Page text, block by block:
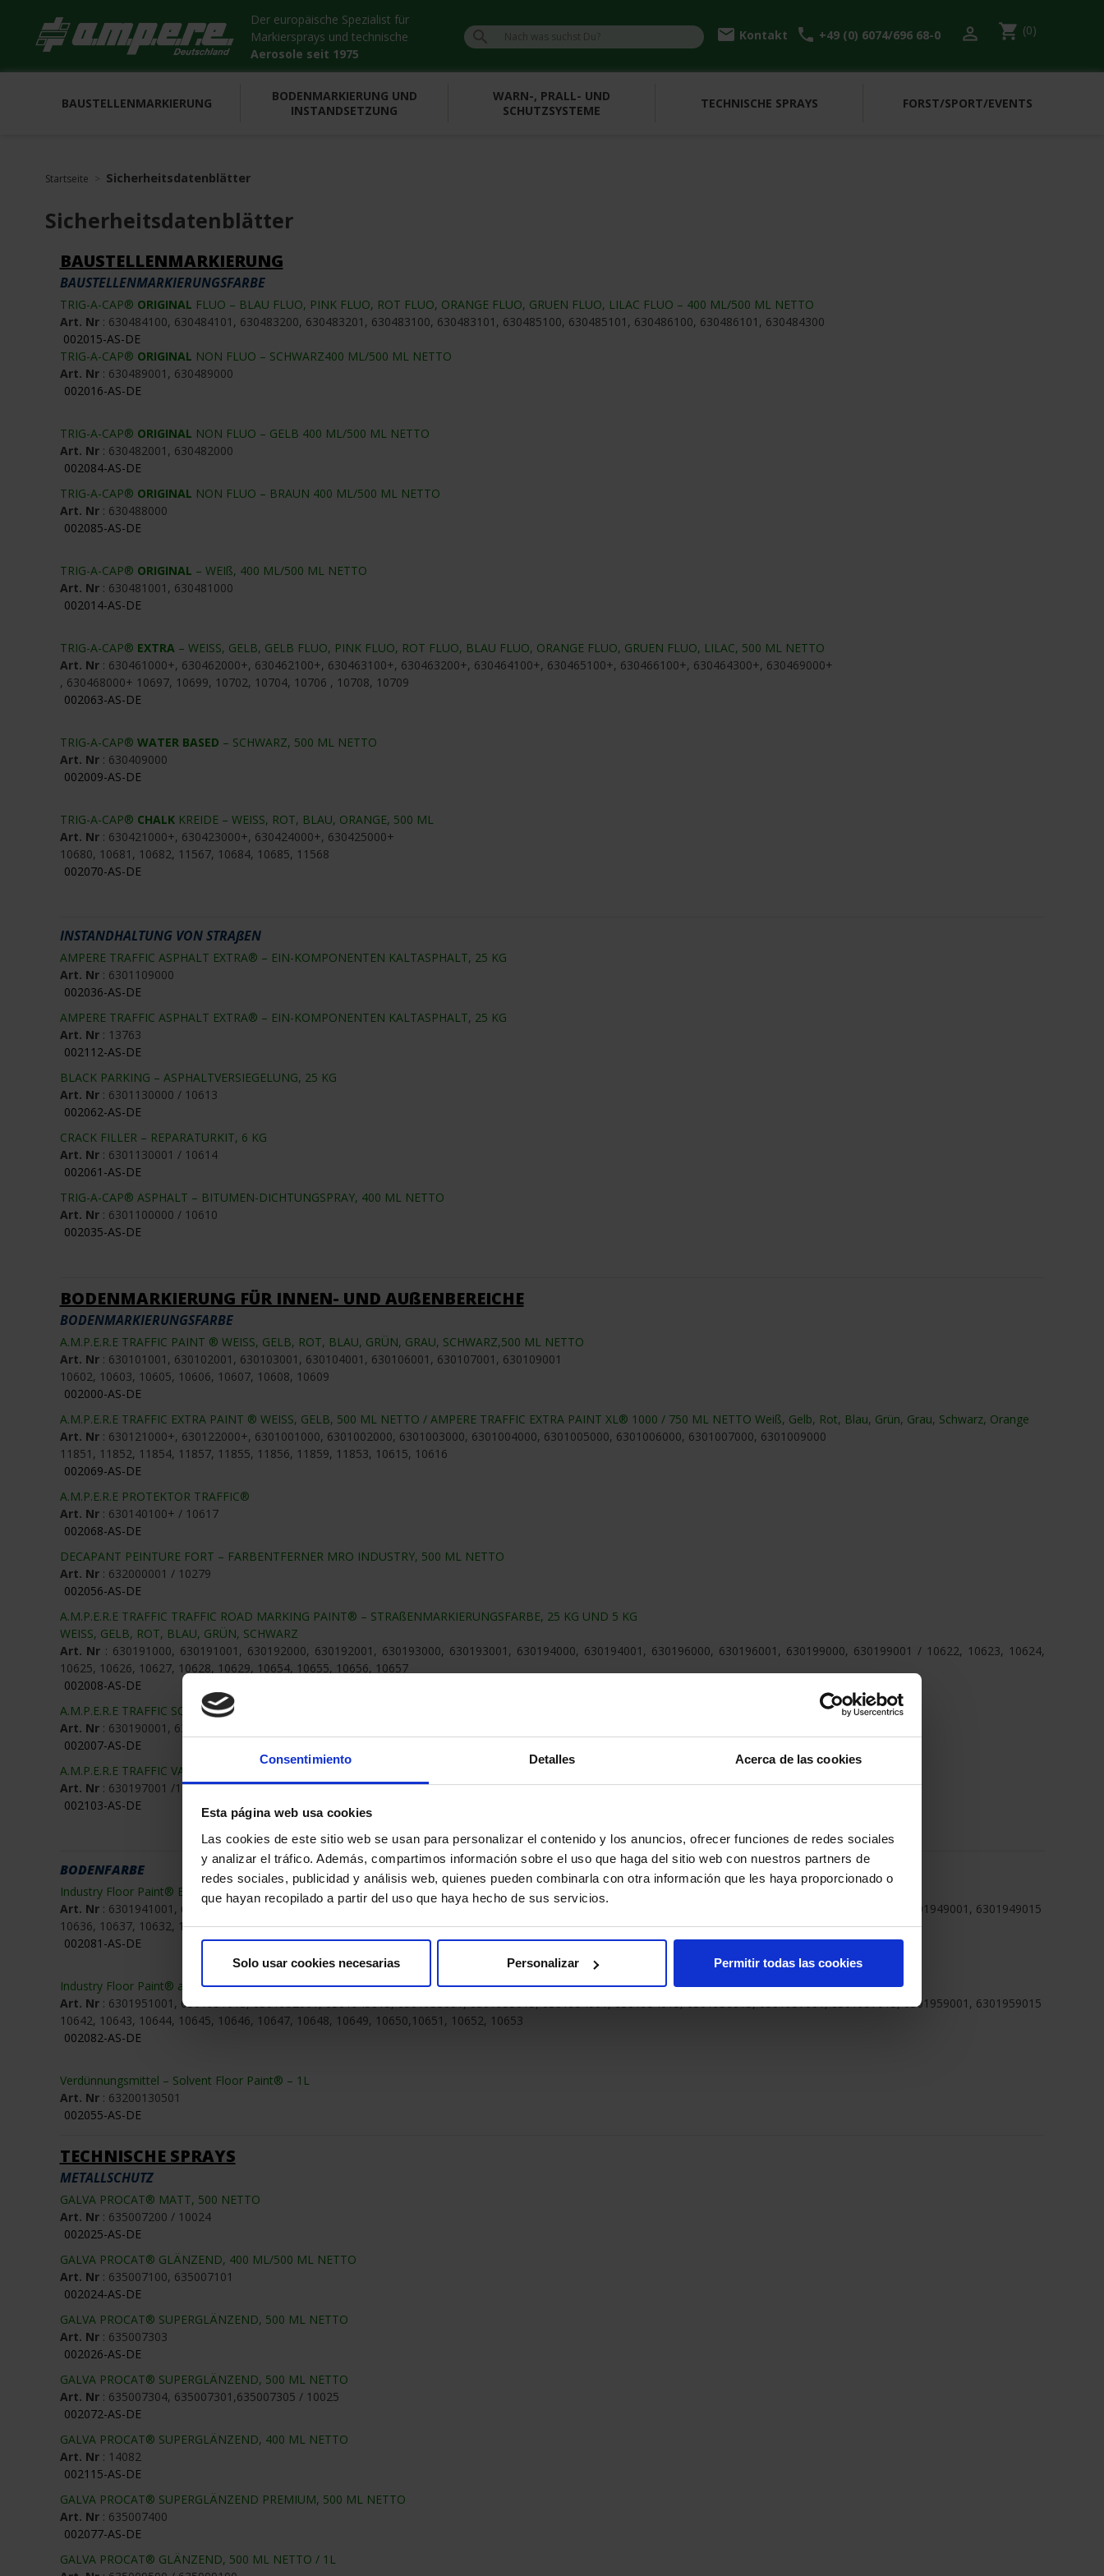
Consentimiento Detalles Acerca de las cookies
Esta página web usa cookies
Las cookies de este sitio web se usan para personalizar el contenido y los anuncios, ofrecer funciones de redes sociales
y analizar el tráfico. Además, compartimos información sobre el uso que haga del sitio web con nuestros partners de
redes sociales, publicidad y análisis web, quienes pueden combinarla con otra información que les haya proporcionado o
que hayan recopilado a partir del uso que haya hecho de sus servicios.
Solo usar cookies necesarias Personalizar Permitir todas las cookies
Der europäische Spezialist für
Markiersprays und technische
Aerosole seit 1975
 email Kontakt call +49 (0) 6074/696 68-0  shopping_cart (0)
BAUSTELLENMARKIERUNG
BODENMARKIERUNG UND
INSTANDSETZUNG
WARN-, PRALL- UND
SCHUTZSYSTEME
TECHNISCHE SPRAYS FORST/SPORT/EVENTS
Startseite Sicherheitsdatenblätter
Sicherheitsdatenblätter
BAUSTELLENMARKIERUNG
BAUSTELLENMARKIERUNGSFARBE
TRIG-A-CAP® ORIGINAL FLUO – BLAU FLUO, PINK FLUO, ROT FLUO, ORANGE FLUO, GRUEN FLUO, LILAC FLUO – 400 ML/500 ML NETTO
Art. Nr: 630484100, 630484101, 630483200, 630483201, 630483100, 630483101, 630485100, 630485101, 630486100, 630486101, 630484300
002015-AS-DE
TRIG-A-CAP® ORIGINAL NON FLUO – SCHWARZ400 ML/500 ML NETTO
Art. Nr: 630489001, 630489000
002016-AS-DE
TRIG-A-CAP® ORIGINAL NON FLUO – GELB 400 ML/500 ML NETTO
Art. Nr: 630482001, 630482000
002084-AS-DE
TRIG-A-CAP® ORIGINAL NON FLUO – BRAUN 400 ML/500 ML NETTO
Art. Nr: 630488000
002085-AS-DE
TRIG-A-CAP® ORIGINAL – WEIß, 400 ML/500 ML NETTO
Art. Nr: 630481001, 630481000
002014-AS-DE
TRIG-A-CAP® EXTRA – WEISS, GELB, GELB FLUO, PINK FLUO, ROT FLUO, BLAU FLUO, ORANGE FLUO, GRUEN FLUO, LILAC, 500 ML NETTO
Art. Nr: 630461000+, 630462000+, 630462100+, 630463100+, 630463200+, 630464100+, 630465100+, 630466100+, 630464300+, 630469000+
, 630468000+ 10697, 10699, 10702, 10704, 10706 , 10708, 10709
002063-AS-DE
TRIG-A-CAP® WATER BASED – SCHWARZ, 500 ML NETTO
Art. Nr: 630409000
002009-AS-DE
TRIG-A-CAP® CHALKKREIDE – WEISS, ROT, BLAU, ORANGE, 500 ML
Art. Nr: 630421000+, 630423000+, 630424000+, 630425000+
10680, 10681, 10682, 11567, 10684, 10685, 11568
002070-AS-DE
INSTANDHALTUNG VON STRAßEN
AMPERE TRAFFIC ASPHALT EXTRA® – EIN-KOMPONENTEN KALTASPHALT, 25 KG
Art. Nr: 6301109000
002036-AS-DE
AMPERE TRAFFIC ASPHALT EXTRA® – EIN-KOMPONENTEN KALTASPHALT, 25 KG
Art. Nr: 13763
002112-AS-DE
BLACK PARKING – ASPHALTVERSIEGELUNG, 25 KG
Art. Nr: 6301130000 / 10613
002062-AS-DE
CRACK FILLER – REPARATURKIT, 6 KG
Art. Nr: 6301130001 / 10614
002061-AS-DE
TRIG-A-CAP® ASPHALT – BITUMEN-DICHTUNGSPRAY, 400 ML NETTO
Art. Nr: 6301100000 / 10610
002035-AS-DE
BODENMARKIERUNG FÜR INNEN- UND AUßENBEREICHE
BODENMARKIERUNGSFARBE
A.M.P.E.R.E TRAFFIC PAINT ® WEISS, GELB, ROT, BLAU, GRÜN, GRAU, SCHWARZ,500 ML NETTO
Art. Nr : 630101001, 630102001, 630103001, 630104001, 630106001, 630107001, 630109001
10602, 10603, 10605, 10606, 10607, 10608, 10609
002000-AS-DE
A.M.P.E.R.E TRAFFIC EXTRA PAINT ® WEISS, GELB, 500 ML NETTO / AMPERE TRAFFIC EXTRA PAINT XL® 1000 / 750 ML NETTO Weiß, Gelb, Rot, Blau, Grün, Grau, Schwarz, Orange
Art. Nr : 630121000+, 630122000+, 6301001000, 6301002000, 6301003000, 6301004000, 6301005000, 6301006000, 6301007000, 6301009000
11851, 11852, 11854, 11857, 11855, 11856, 11859, 11853, 10615, 10616
002069-AS-DE
A.M.P.E.R.E PROTEKTOR TRAFFIC®
Art. Nr : 630140100+ / 10617
002068-AS-DE
DECAPANT PEINTURE FORT – FARBENTFERNER MRO INDUSTRY, 500 ML NETTO
Art. Nr : 632000001 / 10279
002056-AS-DE
A.M.P.E.R.E TRAFFIC TRAFFIC ROAD MARKING PAINT® – STRAßENMARKIERUNGSFARBE, 25 KG UND 5 KG
WEISS, GELB, ROT, BLAU, GRÜN, SCHWARZ
Art. Nr : 630191000, 630191001, 630192000, 630192001, 630193000, 630193001, 630194000, 630194001, 630196000, 630196001, 630199000, 630199001 / 10622, 10623, 10624,
10625, 10626, 10627, 10628, 10629, 10654, 10655, 10656, 10657
002008-AS-DE
A.M.P.E.R.E TRAFFIC SOLVENT ROAD MARKING PAINT® – VERDÜNNUNGSMITTEL FÜR STRAßENMARKIERUNGSFARBE, 20L, 5L, 1L
Art. Nr : 630190001, 630190000, 630190013 / 10621
002007-AS-DE
A.M.P.E.R.E TRAFFIC VARNISH ROAD MARKING PAINT® – LACK FÜR STRASSENLACK 5 KG
Art. Nr : 630197001 /12436
002103-AS-DE
BODENFARBE
Industry Floor Paint® Bodenmarkierungsfarbe WEISS, ROT, BLAU, GRAU, SCHWARZ
Art. Nr : 6301941001, 6301941015, 6301942001, 6301942015, 6301943001, 6301943015, 6301944001, 6301944015, 6301946015, 6301947001, 6301947015, 6301949001, 6301949015
10636, 10637, 10632, 10633, 10638, 10639, 10634,10635, 10640, 10641, 10630, 10631
002081-AS-DE
Industry Floor Paint® antislip Bodenmarkierungsfarbe WEISS, ROT, BLAU, GRAU, SCHWARZ
Art. Nr : 6301951001, 6301951015, 6301952001, 6301945015, 6301953001, 6301953015, 6301954001, 6301954015, 6301956015, 6301957001, 6301957015, 6301959001, 6301959015
10642, 10643, 10644, 10645, 10646, 10647, 10648, 10649, 10650,10651, 10652, 10653
002082-AS-DE
Verdünnungsmittel – Solvent Floor Paint® – 1L
Art. Nr : 63200130501
002055-AS-DE
TECHNISCHE SPRAYS
METALLSCHUTZ
GALVA PROCAT® MATT, 500 NETTO
Art. Nr : 635007200 / 10024
002025-AS-DE
GALVA PROCAT® GLÄNZEND, 400 ML/500 ML NETTO
Art. Nr : 635007100, 635007101
002024-AS-DE
GALVA PROCAT® SUPERGLÄNZEND, 500 ML NETTO
Art. Nr : 635007303
002026-AS-DE
GALVA PROCAT® SUPERGLÄNZEND, 500 ML NETTO
Art. Nr : 635007304, 635007301,635007305 / 10025
002072-AS-DE
GALVA PROCAT® SUPERGLÄNZEND, 400 ML NETTO
Art. Nr : 14082
002115-AS-DE
GALVA PROCAT® SUPERGLÄNZEND PREMIUM, 500 ML NETTO
Art. Nr : 635007400
002077-AS-DE
GALVA PROCAT® GLÄNZEND, 500 ML NETTO / 1L